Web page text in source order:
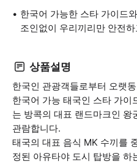
한국어 가능한 스타 가이드
조인없이 우리끼리만 안전
상품설명
한국인 관광객들로부터 오랫
한국어 가능 태국인 스타 가이
는 방콕의 대표 랜드마크인 왕
관람합니다.
태국의 대표 음식 MK 수끼를
정된 아유타야 도시 탑방을 하